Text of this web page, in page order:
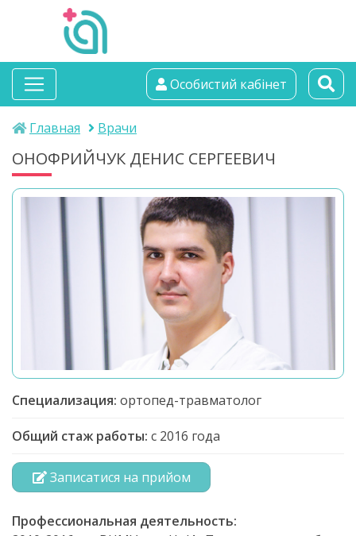
альтамедика
медичний центр
Особистий кабінет
Главная Врачи
ОНОФРИЙЧУК ДЕНИС СЕРГЕЕВИЧ
Специализация: ортопед-травматолог
Общий стаж работы: с 2016 года
Записатися на прийом
Профессиональная деятельность: